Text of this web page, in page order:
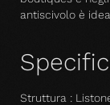
antiscivolo è
Struttura :